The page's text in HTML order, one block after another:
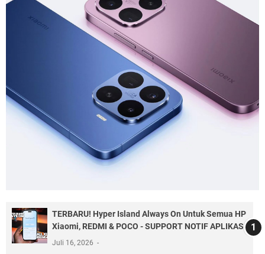
TERBARU! Hyper Island Always On Untuk Semua HP
Xiaomi, REDMI & POCO - SUPPORT NOTIF APLIKASI
Juli 16, 2026